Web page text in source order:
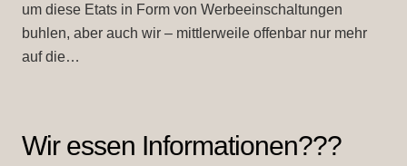
um diese Etats in Form von Werbeeinschaltungen
buhlen, aber auch wir – mittlerweile offenbar nur mehr
auf die…
Wir essen Informationen???